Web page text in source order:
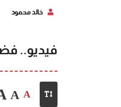
خالد محمود
فيديو..
A
A